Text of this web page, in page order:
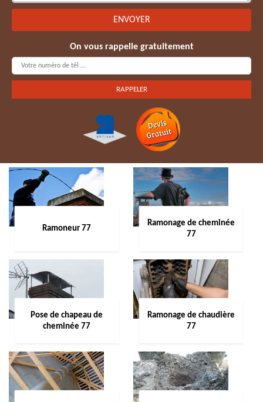
On vous rappelle gratuitement
Ramoneur 77
Ramonage de cheminée
77
Pose de chapeau de
cheminée 77
Ramonage de chaudière
77